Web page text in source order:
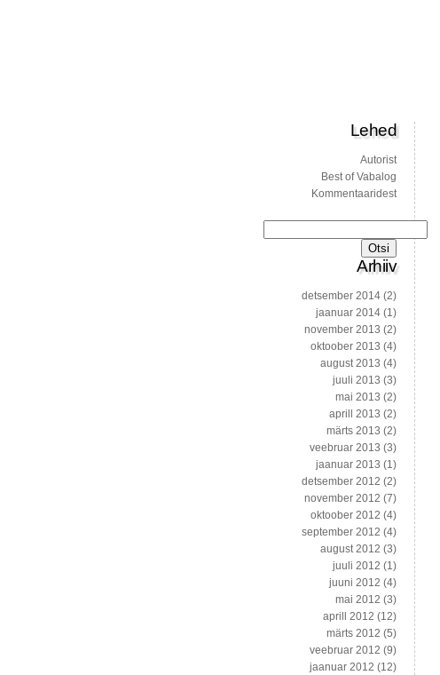
Lehed
Autorist
Best of Vabalog
Kommentaaridest
Arhiiv
detsember 2014 (2)
jaanuar 2014 (1)
november 2013 (2)
oktoober 2013 (4)
august 2013 (4)
juuli 2013 (3)
mai 2013 (2)
aprill 2013 (2)
märts 2013 (2)
veebruar 2013 (3)
jaanuar 2013 (1)
detsember 2012 (2)
november 2012 (7)
oktoober 2012 (4)
september 2012 (4)
august 2012 (3)
juuli 2012 (1)
juuni 2012 (4)
mai 2012 (3)
aprill 2012 (12)
märts 2012 (5)
veebruar 2012 (9)
jaanuar 2012 (12)